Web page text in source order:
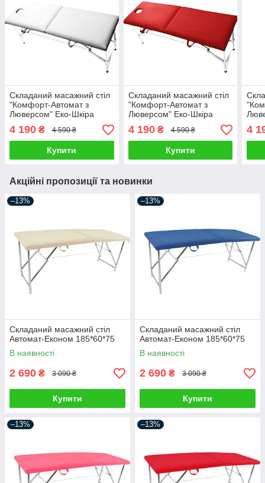
Складаний масажний стіл
"Комфорт-Автомат з
Люверсом" Еко-Шкіра
4 190 ₴ 4 590 ₴
Купити
Складаний масажний стіл
"Комфорт-Автомат з
Люверсом" Еко-Шкіра
4 190₴ 4 590 ₴
Купити
4
Акційні пропозиції та новинки
–13%
Складаний масажний стіл
Автомат-Економ 185*60*75
В наявності
2 690 ₴ 3 090 ₴
Купити
–13%
Складаний масажний стіл
Автомат-Економ 185*60*75
В наявності
2 690 ₴ 3 090 ₴
Купити
–13% –13%